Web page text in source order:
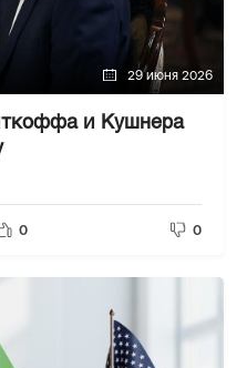
29 июня 2026
и Кушнера
0 0